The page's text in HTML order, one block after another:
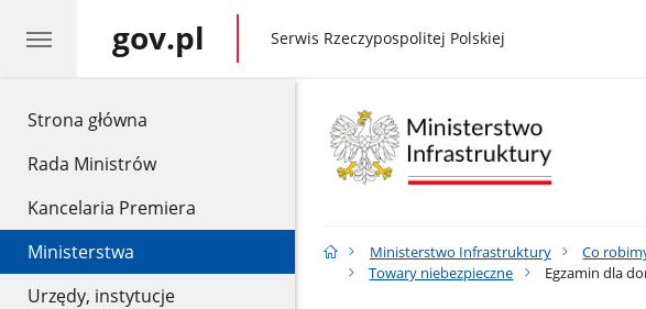
Strona główna
Rada Ministrów
Kancelaria Premiera
Ministerstwa
Urzędy, instytucje
gov.pl gov.pl
Serwis Rzeczypospolitej Polskiej
Ministerstwo Infrastruktury Co
Towary niebezpieczne
Egzamin dla